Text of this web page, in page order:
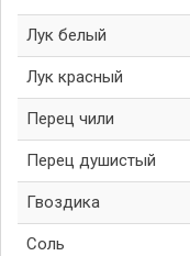
Лук белый
Лук красный
Перец чили
Перец душистый
Гвоздика
Соль